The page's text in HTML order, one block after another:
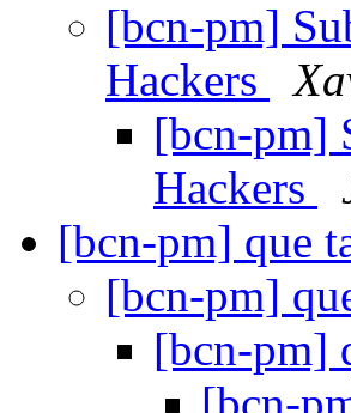
[bcn-pm]
Hackers
[bcn-pm]
Hackers
[bcn-pm] que
[bcn-pm]
[bcn-pm]